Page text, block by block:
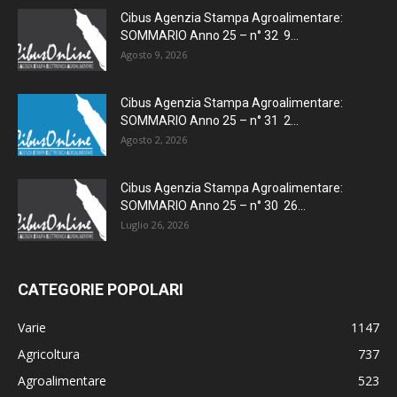
Cibus Agenzia Stampa Agroalimentare:
SOMMARIO Anno 25 – n° 32 9...
Agosto 9, 2026
Cibus Agenzia Stampa Agroalimentare:
SOMMARIO Anno 25 – n° 31 2...
Agosto 2, 2026
Cibus Agenzia Stampa Agroalimentare:
SOMMARIO Anno 25 – n° 30 26...
Luglio 26, 2026
CATEGORIE POPOLARI
Varie
1147
Agricoltura
737
Agroalimentare
523